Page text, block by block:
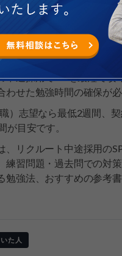
中途採用のSPIを最
検査のボーダーや
中途採用でSPIを最短で攻
わせた勉強時間の確保が必
）志望なら最低2週間、
が目安です。
、リクルート中途採用の
練習問題・過去問での対
勉強法、おすすめの参考
た人